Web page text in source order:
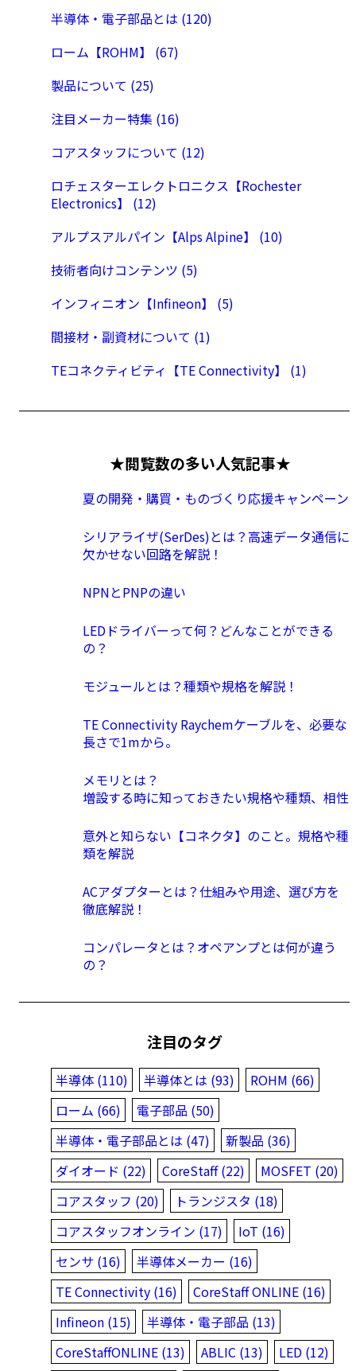
半導体・電子部品とは (120)
ローム【ROHM】 (67)
製品について (25)
注目メーカー特集 (16)
コアスタッフについて (12)
ロチェスターエレクトロニクス【Rochester
Electronics】 (12)
アルプスアルパイン【Alps Alpine】 (10)
技術者向けコンテンツ (5)
インフィニオン【Infineon】 (5)
間接材・副資材について (1)
TEコネクティビティ【TE Connectivity】 (1)
★閲覧数の多い人気記事★
夏の開発・購買・ものづくり応援キャンペーン
シリアライザ(SerDes)とは？高速データ通信に
欠かせない回路を解説！
NPNとPNPの違い
LEDドライバーって何？どんなことができる
の？
モジュールとは？種類や規格を解説！
TE Connectivity Raychemケーブルを、必要な
長さで1mから。
メモリとは？
増設する時に知っておきたい規格や種類、相性
意外と知らない【コネクタ】のこと。規格や種
類を解説
ACアダプターとは？仕組みや用途、選び方を
徹底解説！
コンパレータとは？オペアンプとは何が違う
の？
注目のタグ
半導体 (110) 半導体とは (93)
ROHM (66)
ローム (66)
電子部品 (50)
半導体・電子部品とは (47)
新製品 (36)
ダイオード (22)
CoreStaff (22)
MOSFET (20)
コアスタッフ (20)
トランジスタ (18)
コアスタッフオンライン (17)
IoT (16)
センサ (16)
半導体メーカー (16)
TE Connectivity (16)
CoreStaff ONLINE (16)
Infineon (15)
半導体・電子部品 (13)
CoreStaffONLINE (13)
ABLIC (13)
LED (12)